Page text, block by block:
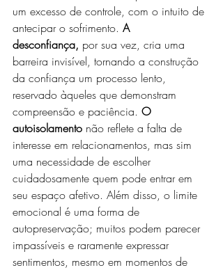
um excesso de controle, com o intuito de
antecipar o sofrimento. A
desconfiança, por sua vez, cria uma
barreira invisível, tornando a construção
da confiança um processo lento,
reservado àqueles que demonstram
compreensão e paciência. O
autoisolamento não reflete a falta de
interesse em relacionamentos, mas sim
uma necessidade de escolher
cuidadosamente quem pode entrar em
seu espaço afetivo. Além disso, o limite
emocional é uma forma de
autopreservação; muitos podem parecer
impassíveis e raramente expressar
sentimentos, mesmo em momentos de